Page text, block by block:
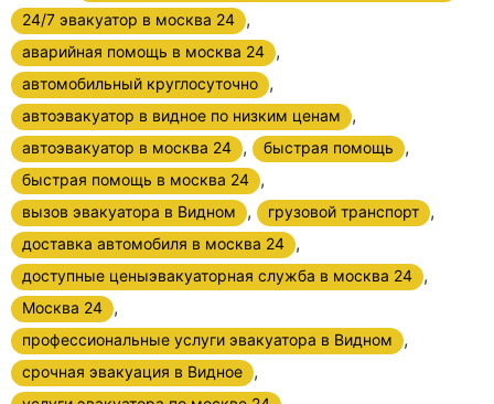
24/7 эвакуатор в москва 24 ,
аварийная помощь в москва 24 ,
автомобильный круглосуточно ,
автоэвакуатор в видное по низким ценам ,
автоэвакуатор в москва 24 , быстрая помощь ,
быстрая помощь в москва 24 ,
вызов эвакуатора в Видном , грузовой транспорт ,
доставка автомобиля в москва 24 ,
доступные ценыэвакуаторная служба в москва 24 ,
Москва 24 ,
профессиональные услуги эвакуатора в Видном ,
срочная эвакуация в Видное ,